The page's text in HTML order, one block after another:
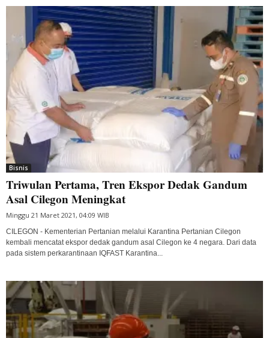
Bisnis
Triwulan Pertama, Tren Ekspor Dedak Gandum
Asal Cilegon Meningkat
Minggu 21 Maret 2021, 04:09 WIB
CILEGON - Kementerian Pertanian melalui Karantina Pertanian Cilegon
kembali mencatat ekspor dedak gandum asal Cilegon ke 4 negara. Dari data
pada sistem perkarantinaan IQFAST Karantina...